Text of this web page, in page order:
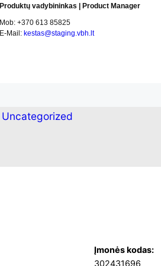
Produktų vadybininkas | Product Manager
Mob: +370 613 85825
E-Mail: kestas@staging.vbh.lt
Uncategorized
Įmonės kodas:
302431696